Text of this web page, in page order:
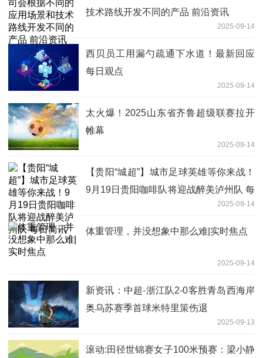
技术路线开发不同的产品 前沿资讯
2025-09-14
西贝员工用漏勺疏通下水道！最新回应
每日观点
2025-09-14
太火爆！2025山东省齐鲁超级联赛拉开
帷幕
2025-09-14
【贵阳“城超”】城市足球英雄等你来战！
9月19日贵阳咖啡队将迎战醉美泸州队 每
2025-09-14
体重管理，并没想象中那么难|实时焦点
2025-09-14
新资讯：中超-浙江队2-0客胜青岛西海岸
奥乌苏赛季首球米特里策伤退
2025-09-13
滚动:田径世锦赛女子100米预赛：梁小静